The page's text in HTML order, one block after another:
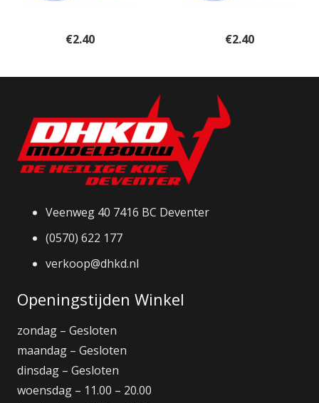
€2.40 €2.40
Veenweg 40 7416 BC Deventer
(0570) 622 177
verkoop@dhkd.nl
Openingstijden Winkel
zondag – Gesloten
maandag – Gesloten
dinsdag – Gesloten
woensdag – 11.00 – 20.00